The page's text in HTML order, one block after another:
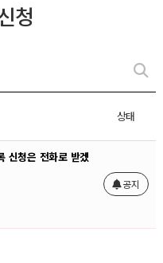
청
상태
신청은 전화로 받겠
공지